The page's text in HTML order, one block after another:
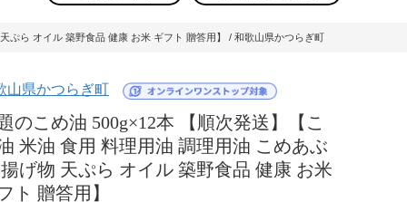
ぷら オイル 築野食品 健康 お米 ギフト 贈答用】 / 和歌山県かつらぎ町
山県かつらぎ町
のこめ油 500g×12本 【順次発送】【こ
米油 食用 料理用油 調理用油 こめあぶ
揚げ物 天ぷら オイル 築野食品 健康 お米
ト 贈答用】